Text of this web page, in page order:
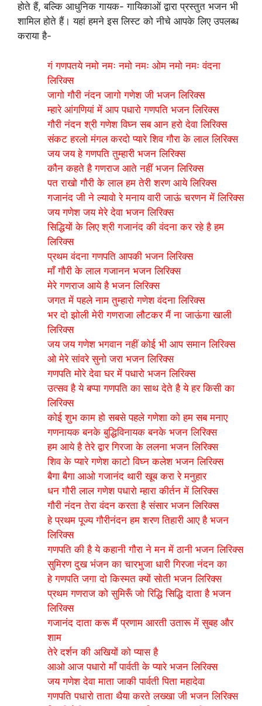
होते हैं, बल्कि आधुनिक गायक- गायिकाओं द्वारा प्रस्तुत भजन भी
शामिल होते हैं। यहां हमने इस लिस्ट को नीचे आपके लिए उपलब्ध
कराया है-
गं गणपतये नमो नमः नमो नमः ओम नमो नमः वंदना
लिरिक्स
जागो गौरी नंदन जागो गणेश जी भजन लिरिक्स
म्हारे आंगणियां में आप पधारो गणपति भजन लिरिक्स
गौरी नंदन श्री गणेश विघ्न सब आन हरो देवा लिरिक्स
संकट हरलो मंगल करदो प्यारे शिव गौरा के लाल लिरिक्स
जय जय हे गणपति तुम्हारी भजन लिरिक्स
कौन कहते है गणराज आते नहीं भजन लिरिक्स
पत राखो गौरी के लाल हम तेरी शरण आये लिरिक्स
गजानंद जी ने ल्यावो रे मनाय वारी जाऊं चरणन में लिरिक्स
जय गणेश जय मेरे देवा भजन लिरिक्स
सिद्धियों के लिए श्री गजानंद की वंदना कर रहे है हम
लिरिक्स
प्रथम वंदना गणपति आपकी भजन लिरिक्स
माँ गौरी के लाल गजानन भजन लिरिक्स
मेरे गणराज आये है भजन लिरिक्स
जगत में पहले नाम तुम्हारो गणेश वंदना लिरिक्स
भर दो झोली मेरी गणराजा लौटकर मैं ना जाऊंगा खाली
लिरिक्स
जय जय गणेश भगवान नहीं कोई भी आप समान लिरिक्स
ओ मेरे सांवरे सुनो जरा भजन लिरिक्स
गणपति मोरे देवा घर में पधारो भजन लिरिक्स
उत्सव है ये बप्पा गणपति का साथ देते है ये हर किसी का
लिरिक्स
कोई शुभ काम हो सबसे पहले गणेशा को हम सब मनाए
गणनायक बनके बुद्धिविनायक बनके भजन लिरिक्स
हम आये है तेरे द्वार गिरजा के ललना भजन लिरिक्स
शिव के प्यारे गणेश काटो विघ्न कलेश भजन लिरिक्स
बैगा बैगा आओ गजानंद थारी खूब करा रे मनुहार
धन गौरी लाल गणेश पधारो म्हारा कीर्तन में लिरिक्स
गौरी नंदन तेरा वंदन करता है संसार भजन लिरिक्स
हे प्रथम पूज्य गौरीनंदन हम शरण तिहारी आए है भजन
लिरिक्स
गणपति की है ये कहानी गौरा ने मन में ठानी भजन लिरिक्स
सुमिरण दुख भंजन का चारभुजा धारी गिरजा नंदन का
हे गणपति जगा दो किस्मत क्यों सोती भजन लिरिक्स
प्रथम गणराज को सुमिरूँ जो रिद्धि सिद्धि दाता है भजन
लिरिक्स
गजानंद दाता करू मैं प्रणाम आरती उतारू में सुबह और
शाम
तेरे दर्शन की अखियों को प्यास है
आओ आज पधारो माँ पार्वती के प्यारे भजन लिरिक्स
जय गणेश देवा माता जाकी पार्वती पिता महादेवा
गणपति पधारो ताता थैया करते लख्खा जी भजन लिरिक्स